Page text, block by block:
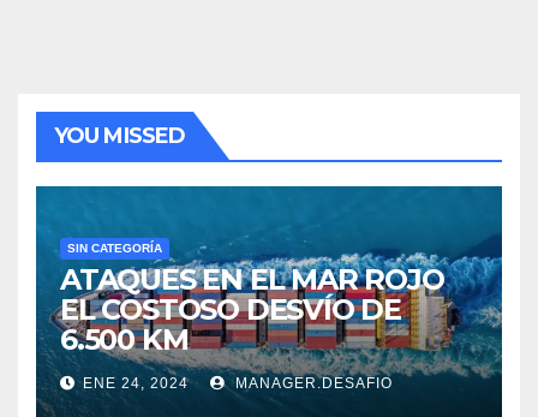
YOU MISSED
SIN CATEGORÍA
ATAQUES EN EL MAR ROJO
EL COSTOSO DESVÍO DE
6.500 KM
ENE 24, 2024 MANAGER.DESAFIO